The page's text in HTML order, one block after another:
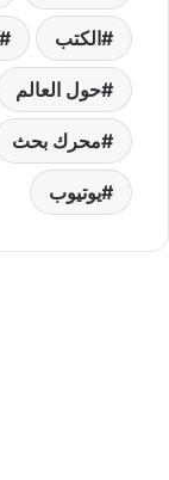
الكتب
حول العالم
محرك بحث
يوتيوب